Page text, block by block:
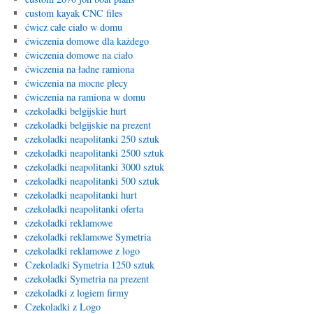
custom kayak CNC files
ćwicz całe ciało w domu
ćwiczenia domowe dla każdego
ćwiczenia domowe na ciało
ćwiczenia na ładne ramiona
ćwiczenia na mocne plecy
ćwiczenia na ramiona w domu
czekoladki belgijskie hurt
czekoladki belgijskie na prezent
czekoladki neapolitanki 250 sztuk
czekoladki neapolitanki 2500 sztuk
czekoladki neapolitanki 3000 sztuk
czekoladki neapolitanki 500 sztuk
czekoladki neapolitanki hurt
czekoladki neapolitanki oferta
czekoladki reklamowe
czekoladki reklamowe Symetria
czekoladki reklamowe z logo
Czekoladki Symetria 1250 sztuk
czekoladki Symetria na prezent
czekoladki z logiem firmy
Czekoladki z Logo